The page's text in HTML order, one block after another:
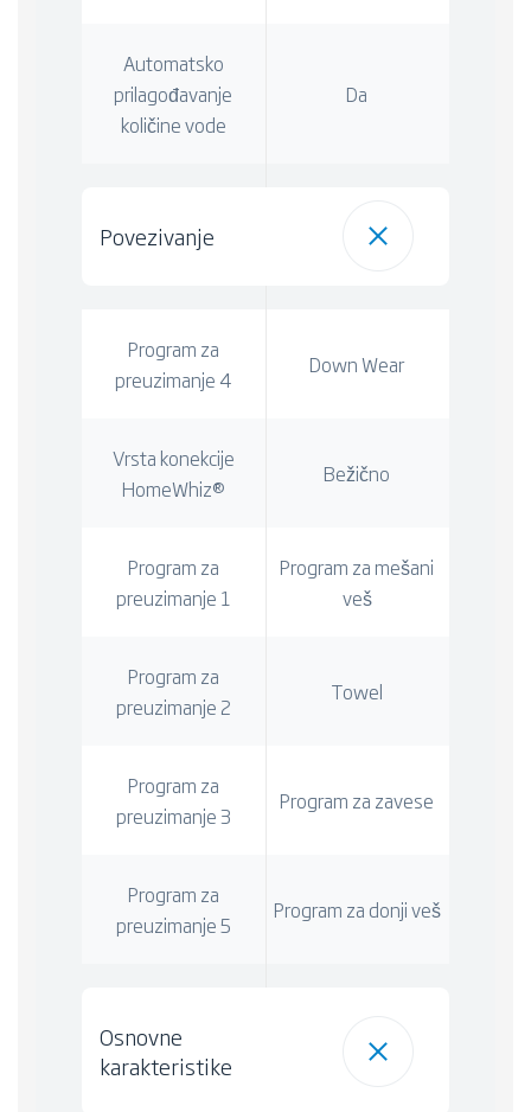
Automatsko
prilagođavanje
količine vode
Da
Povezivanje
Program za
preuzimanje 4
Down Wear
Vrsta konekcije
HomeWhiz®
Bežično
Program za
preuzimanje 1
Program za mešani
veš
Program za
preuzimanje 2
Towel
Program za
preuzimanje 3
Program za zavese
Program za
preuzimanje 5
Program za donji veš
Osnovne
karakteristike